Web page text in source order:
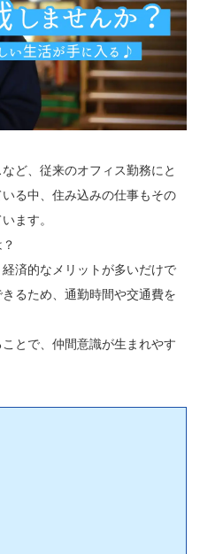
ど、従来のオフィス勤務にと
る中、住み込みの仕事もその
ます。
済的なメリットが多いだけで
るため、通勤時間や交通費を
とで、仲間意識が生まれやす